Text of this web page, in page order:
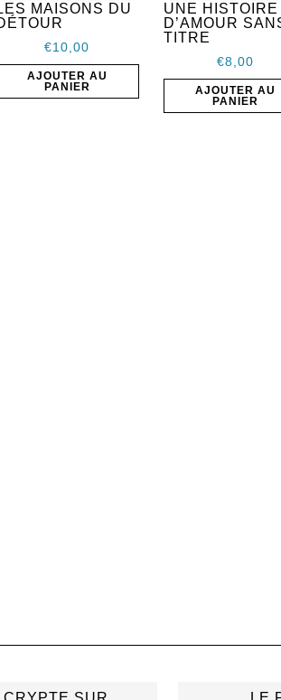
MAISONS DU
€10,00
AJOUTER AU
PANIER
UNE HISTOIRE
D’AMOUR
TITRE
€8,00
AJOUTER AU
PANIER